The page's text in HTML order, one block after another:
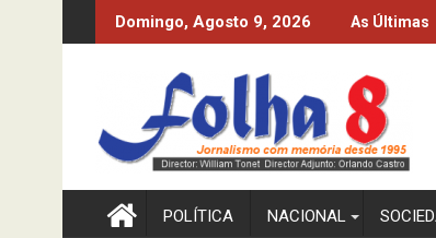
to
Domingo, Agosto 9, 2026 As Últimas
DO MPLA
AFRICANAS SÃO GENTE?
POLÍTICA NACIONAL